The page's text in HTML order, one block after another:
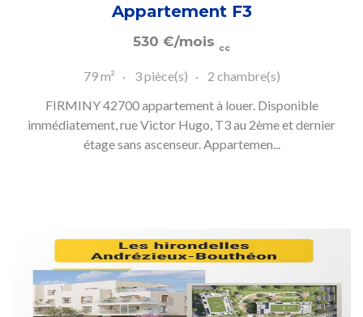
Appartement F3
530 €/mois cc
79 m² 3 pièce(s)
2 chambre(s)
FIRMINY 42700 appartement à louer. Disponible
immédiatement, rue Victor Hugo, T3 au 2ème et dernier
étage sans ascenseur. Appartemen...